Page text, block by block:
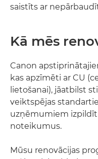
saistīts ar
Kā mēs
Canon
kas apzīmēti ar CU
lietošanai), jāatbilst
veiktspējas
uzņēmumiem
noteikumus.
Mūsu renovācijas